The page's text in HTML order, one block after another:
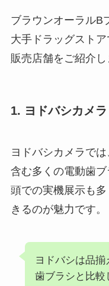
ブラウンオーラルB
大手ドラッグスト
販売店舗をご紹介し
1. ヨドバシカメラ
ヨドバシカメラで
含む多くの電動歯
頭での実機展示も
きるのが魅力です。
ヨドバシは品
歯ブラシと比較